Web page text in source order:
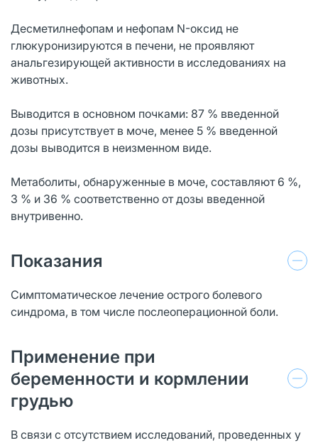
Десметилнефопам и нефопам N-оксид не
глюкуронизируются в печени, не проявляют
анальгезирующей активности в исследованиях на
животных.
Выводится в основном почками: 87 % введенной
дозы присутствует в моче, менее 5 % введенной
дозы выводится в неизменном виде.
Метаболиты, обнаруженные в моче, составляют 6 %,
3 % и 36 % соответственно от дозы введенной
внутривенно.
Показания
Симптоматическое лечение острого болевого
синдрома, в том числе послеоперационной боли.
Применение при
беременности и кормлении
грудью
В связи с отсутствием исследований, проведенных у